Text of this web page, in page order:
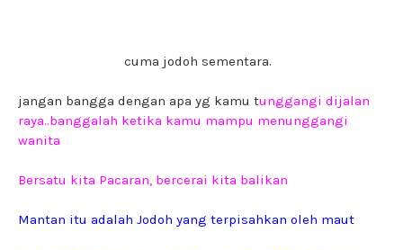
cuma jodoh sementara.
jangan bangga dengan apa yg kamu tunggangi dijalan
raya..banggalah ketika kamu mampu menunggangi
wanita
Bersatu kita Pacaran, bercerai kita balikan
Mantan itu adalah Jodoh yang terpisahkan oleh maut